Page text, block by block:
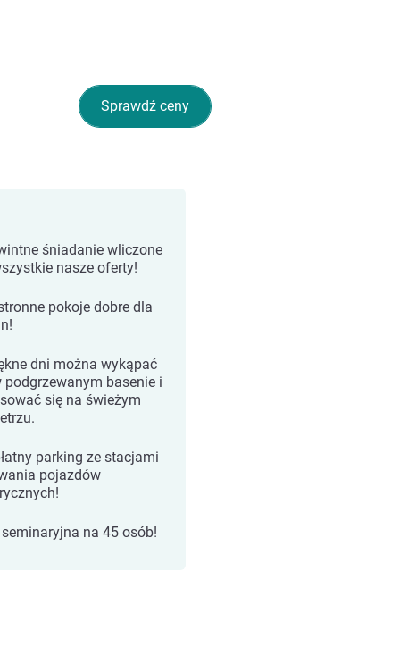
Sprawdź ceny
śniadanie wliczone
nasze oferty!
pokoje dobre dla
dni można wykąpać
podgrzewanym basenie i
się na świeżym
parking ze stacjami
pojazdów
na 45 osób!